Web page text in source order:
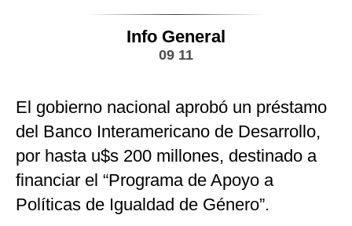
Info General
09 11
El gobierno nacional aprobó un préstamo
del Banco Interamericano de Desarrollo,
por hasta u$s 200 millones, destinado a
financiar el “Programa de Apoyo a
Políticas de Igualdad de Género”.